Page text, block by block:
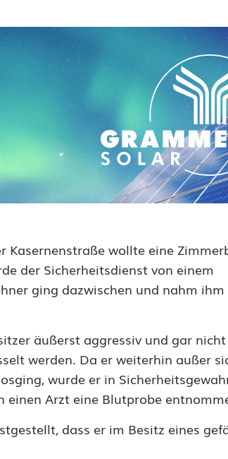
wollte eine
der Sicherheitsdienst von einem
ging dazwischen und nahm ihm
äußerst aggressiv und gar
werden. Da er weiterhin außer
wurde er in
einen Arzt eine Blutprobe
dass er im Besitz eines